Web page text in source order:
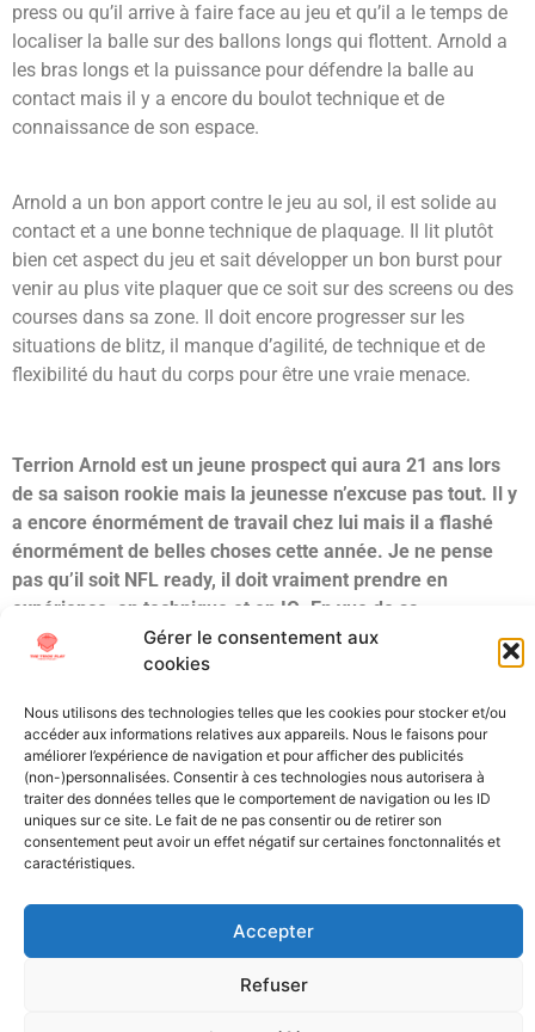
Gérer le consentement aux
cookies
Nous utilisons des technologies telles que les cookies pour stocker et/ou
accéder aux informations relatives aux appareils. Nous le faisons pour
améliorer l’expérience de navigation et pour afficher des publicités
(non-)personnalisées. Consentir à ces technologies nous autorisera à
traiter des données telles que le comportement de navigation ou les ID
uniques sur ce site. Le fait de ne pas consentir ou de retirer son
consentement peut avoir un effet négatif sur certaines fonctonnalités et
caractéristiques.
Accepter
Refuser
press ou qu’il arrive à faire face au jeu et qu’il a le temps de
localiser la balle sur des ballons longs qui flottent. Arnold a
les bras longs et la puissance pour défendre la balle au
contact mais il y a encore du boulot technique et de
connaissance de son espace.
Arnold a un bon apport contre le jeu au sol, il est solide au
contact et a une bonne technique de plaquage. Il lit plutôt
bien cet aspect du jeu et sait développer un bon burst pour
venir au plus vite plaquer que ce soit sur des screens ou des
courses dans sa zone. Il doit encore progresser sur les
situations de blitz, il manque d’agilité, de technique et de
flexibilité du haut du corps pour être une vraie menace.
Terrion Arnold est un jeune prospect qui aura 21 ans lors
de sa saison rookie mais la jeunesse n’excuse pas tout. Il y
a encore énormément de travail chez lui mais il a flashé
énormément de belles choses cette année. Je ne pense
pas qu’il soit NFL ready, il doit vraiment prendre en
expérience, en technique et en IQ. En vue de sa
progression en 2023 et de son âge, j’évalue Terrion Arnold
comme un prospect de la fin du 2ème tour grâce à ces
ÉtiquetéCBDraftNCAANFL DraftScoutingSEC
All Texts Rights Reserved © 2023
Tous les textes présents sur ce site sont protégés par les droits
d’auteur. Il est interdit de reproduire, distribuer ou utiliser de
quelque manière que ce soit ces éléments sans l’autorisation
expresse de leurs propriétaires.